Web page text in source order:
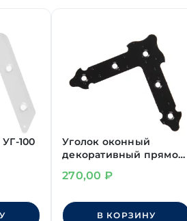
100
Уголок оконный
декоративный прямой
270,00 ₽
В КОРЗИНУ